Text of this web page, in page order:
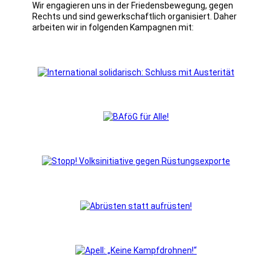
Wir engagieren uns in der Friedensbewegung, gegen
Rechts und sind gewerkschaftlich organisiert. Daher
arbeiten wir in folgenden Kampagnen mit: